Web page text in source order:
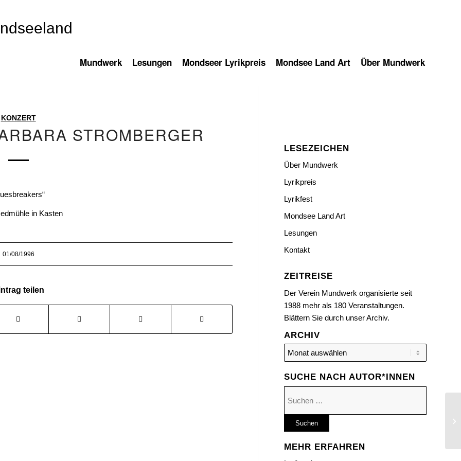
Mundwerk Lesungen Mondseer Lyrikpreis Mondsee Land Art Über Mundwerk
KONZERT
STROMBERGER
in Kasten
01/08/1996
teilen
LESEZEICHEN
Über Mundwerk
Lyrikpreis
Lyrikfest
Mondsee Land Art
Lesungen
Kontakt
ZEITREISE
Der Verein Mundwerk organisierte seit
1988 mehr als 180 Veranstaltungen.
Blättern Sie durch unser Archiv.
ARCHIV
SUCHE NACH AUTOR*INNEN
MEHR ERFAHREN